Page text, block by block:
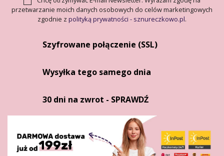
przetwarzanie moich danych osobowych do celów marketingowych
zgodnie z polityką prywatności - sznureczkowo.pl.
Szyfrowane połączenie (SSL)
Wysyłka tego samego dnia
30 dni na zwrot - SPRAWDŹ